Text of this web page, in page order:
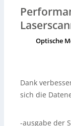
Optische
Dank
sich die
-ausgabe der